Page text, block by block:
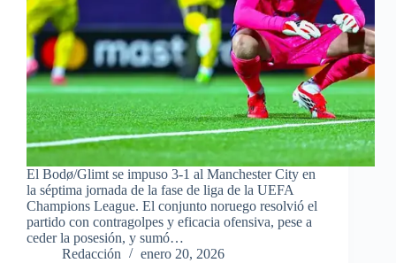
El Bodø/Glimt se impuso 3-1 al Manchester City en
la séptima jornada de la fase de liga de la UEFA
Champions League. El conjunto noruego resolvió el
partido con contragolpes y eficacia ofensiva, pese a
ceder la posesión, y sumó…
Redacción
enero 20, 2026